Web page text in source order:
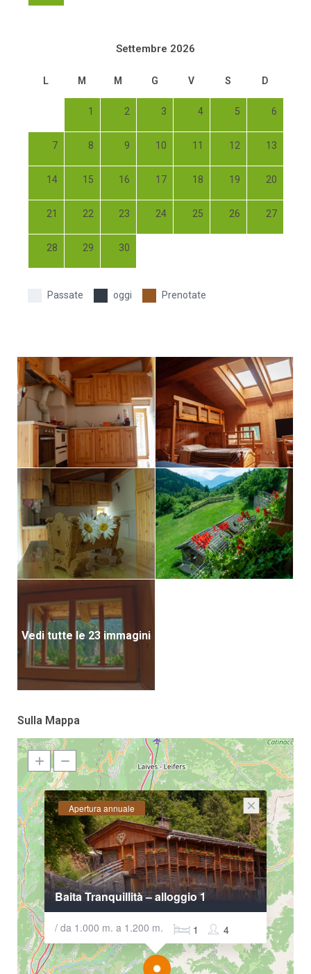
Settembre 2026
L M M G V S D
1 2 3 4 5 6
7 8 9 10 11 12 13
14 15 16 17 18 19 20
21 22 23 24 25 26 27
28 29 30
Passate oggi Prenotate
Vedi tutte le 23 immagini
Sulla Mappa
Apertura annuale
Baita Tranquillità – alloggio 1
/ da 1.000 m. a 1.200 m. 4
1